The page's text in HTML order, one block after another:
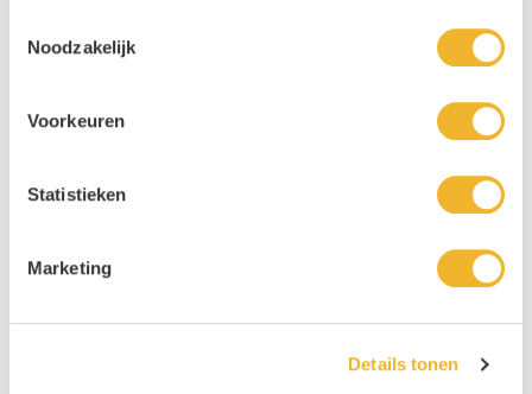
Noodzakelijk
Voorkeuren
Statistieken
Marketing
Details tonen